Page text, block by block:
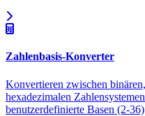
Zahlenbasis-Konverter
Konvertieren zwischen
hexadezimalen
benutzerdefinierte Basen (2-36)